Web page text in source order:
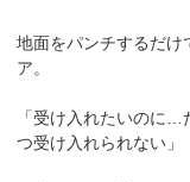
地面をパンチするだけ
ア。
「受け入れたいのに
つ受け入れられない」